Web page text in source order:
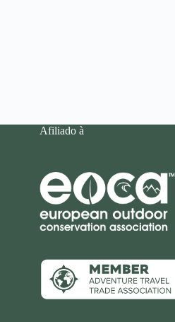
Afiliado à